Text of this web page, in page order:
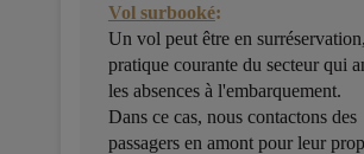
Vol surbooké:
Un vol peut être en surréservation,
pratique courante du secteur qui
les absences à l'embarquement.
Dans ce cas, nous contactons des
passagers en amont pour leur